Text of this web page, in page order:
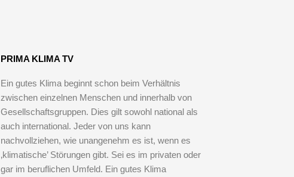
PRIMA KLIMA TV
Ein gutes Klima beginnt schon beim Verhältnis
zwischen einzelnen Menschen und innerhalb von
Gesellschaftsgruppen. Dies gilt sowohl national als
auch international. Jeder von uns kann
nachvollziehen, wie unangenehm es ist, wenn es
‚klimatische’ Störungen gibt. Sei es im privaten oder
gar im beruflichen Umfeld. Ein gutes Klima